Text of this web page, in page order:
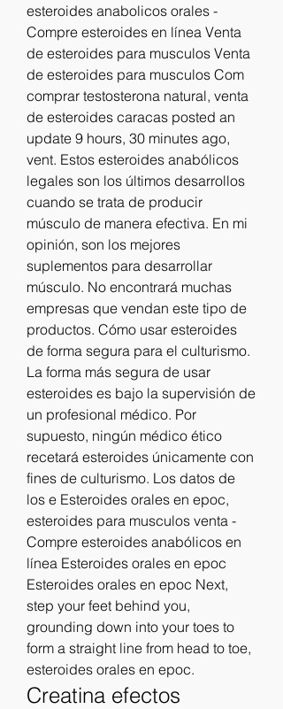
esteroides anabolicos orales -
Compre esteroides en línea Venta
de esteroides para musculos Venta
de esteroides para musculos Com
comprar testosterona natural, venta
de esteroides caracas posted an
update 9 hours, 30 minutes ago,
vent. Estos esteroides anabólicos
legales son los últimos desarrollos
cuando se trata de producir
músculo de manera efectiva. En mi
opinión, son los mejores
suplementos para desarrollar
músculo. No encontrará muchas
empresas que vendan este tipo de
productos. Cómo usar esteroides
de forma segura para el culturismo.
La forma más segura de usar
esteroides es bajo la supervisión de
un profesional médico. Por
supuesto, ningún médico ético
recetará esteroides únicamente con
fines de culturismo. Los datos de
los e Esteroides orales en epoc,
esteroides para musculos venta -
Compre esteroides anabólicos en
línea Esteroides orales en epoc
Esteroides orales en epoc Next,
step your feet behind you,
grounding down into your toes to
form a straight line from head to toe,
esteroides orales en epoc.
Creatina efectos